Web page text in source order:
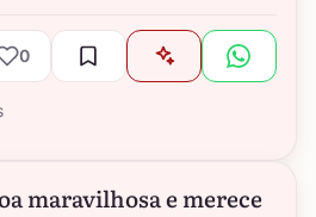
0
maravilhosa e merece